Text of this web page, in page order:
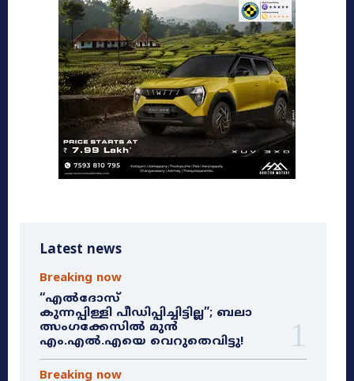
Latest news
Breaking now
“എൽദോസ്
കുന്നപ്പിള്ളി പീഡിപ്പിച്ചിട്ടില്ല”; ബലാ
ത്സംഗക്കേസിൽ മുൻ
എം.എൽ.എയെ വെറുതെവിട്ടു!
Breaking now